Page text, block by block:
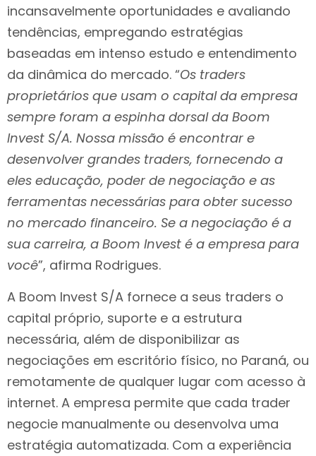
incansavelmente oportunidades e avaliando
tendências, empregando estratégias
baseadas em intenso estudo e entendimento
da dinâmica do mercado. “Os traders
proprietários que usam o capital da empresa
sempre foram a espinha dorsal da Boom
Invest S/A. Nossa missão é encontrar e
desenvolver grandes traders, fornecendo a
eles educação, poder de negociação e as
ferramentas necessárias para obter sucesso
no mercado financeiro. Se a negociação é a
sua carreira, a Boom Invest é a empresa para
você”, afirma Rodrigues.
A Boom Invest S/A fornece a seus traders o
capital próprio, suporte e a estrutura
necessária, além de disponibilizar as
negociações em escritório físico, no Paraná, ou
remotamente de qualquer lugar com acesso à
internet. A empresa permite que cada trader
negocie manualmente ou desenvolva uma
estratégia automatizada. Com a experiência